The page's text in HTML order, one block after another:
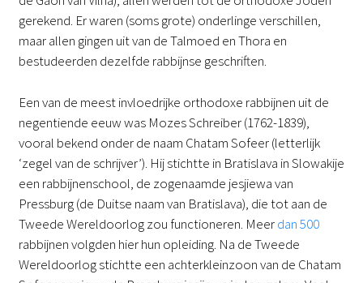
gerekend. Er waren (soms grote) onderlinge verschillen,
maar allen gingen uit van de Talmoed en Thora en
bestudeerden dezelfde rabbijnse geschriften.
Een van de meest invloedrijke orthodoxe rabbijnen uit de
negentiende eeuw was Mozes Schreiber (1762-1839),
vooral bekend onder de naam Chatam Sofeer (letterlijk
‘zegel van de schrijver’). Hij stichtte in Bratislava in Slowakije
een rabbijnenschool, de zogenaamde jesjiewa van
Pressburg (de Duitse naam van Bratislava), die tot aan de
Tweede Wereldoorlog zou functioneren. Meerdan 500
rabbijnen volgden hier hun opleiding. Na de Tweede
Wereldoorlog stichtte een achterkleinzoon van de Chatam